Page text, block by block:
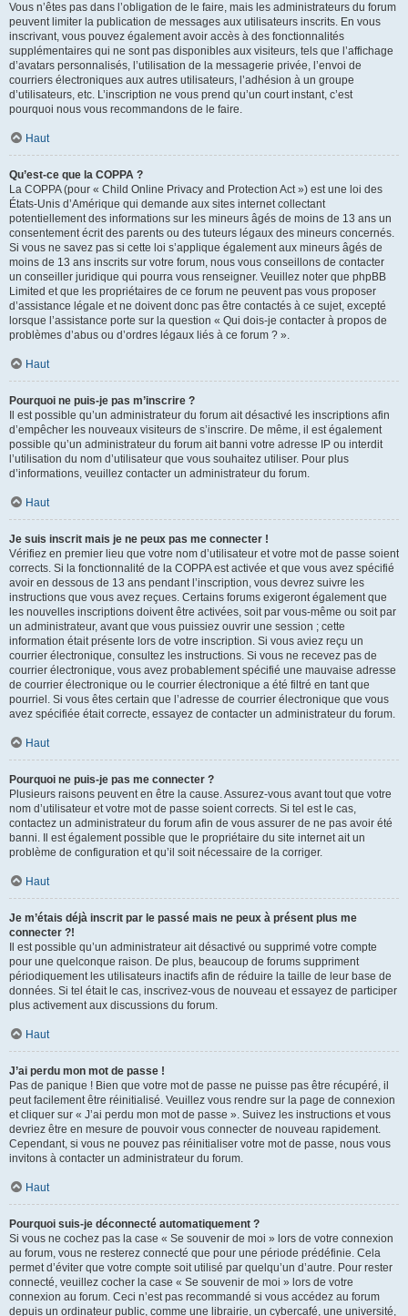
Vous n’êtes pas dans l’obligation de le faire, mais les administrateurs du forum
peuvent limiter la publication de messages aux utilisateurs inscrits. En vous
inscrivant, vous pouvez également avoir accès à des fonctionnalités
supplémentaires qui ne sont pas disponibles aux visiteurs, tels que l’affichage
d’avatars personnalisés, l’utilisation de la messagerie privée, l’envoi de
courriers électroniques aux autres utilisateurs, l’adhésion à un groupe
d’utilisateurs, etc. L’inscription ne vous prend qu’un court instant, c’est
pourquoi nous vous recommandons de le faire.
Haut
Qu’est-ce que la COPPA ?
La COPPA (pour « Child Online Privacy and Protection Act ») est une loi des
États-Unis d’Amérique qui demande aux sites internet collectant
potentiellement des informations sur les mineurs âgés de moins de 13 ans un
consentement écrit des parents ou des tuteurs légaux des mineurs concernés.
Si vous ne savez pas si cette loi s’applique également aux mineurs âgés de
moins de 13 ans inscrits sur votre forum, nous vous conseillons de contacter
un conseiller juridique qui pourra vous renseigner. Veuillez noter que phpBB
Limited et que les propriétaires de ce forum ne peuvent pas vous proposer
d’assistance légale et ne doivent donc pas être contactés à ce sujet, excepté
lorsque l’assistance porte sur la question « Qui dois-je contacter à propos de
problèmes d’abus ou d’ordres légaux liés à ce forum ? ».
Haut
Pourquoi ne puis-je pas m’inscrire ?
Il est possible qu’un administrateur du forum ait désactivé les inscriptions afin
d’empêcher les nouveaux visiteurs de s’inscrire. De même, il est également
possible qu’un administrateur du forum ait banni votre adresse IP ou interdit
l’utilisation du nom d’utilisateur que vous souhaitez utiliser. Pour plus
d’informations, veuillez contacter un administrateur du forum.
Haut
Je suis inscrit mais je ne peux pas me connecter !
Vérifiez en premier lieu que votre nom d’utilisateur et votre mot de passe soient
corrects. Si la fonctionnalité de la COPPA est activée et que vous avez spécifié
avoir en dessous de 13 ans pendant l’inscription, vous devrez suivre les
instructions que vous avez reçues. Certains forums exigeront également que
les nouvelles inscriptions doivent être activées, soit par vous-même ou soit par
un administrateur, avant que vous puissiez ouvrir une session ; cette
information était présente lors de votre inscription. Si vous aviez reçu un
courrier électronique, consultez les instructions. Si vous ne recevez pas de
courrier électronique, vous avez probablement spécifié une mauvaise adresse
de courrier électronique ou le courrier électronique a été filtré en tant que
pourriel. Si vous êtes certain que l’adresse de courrier électronique que vous
avez spécifiée était correcte, essayez de contacter un administrateur du forum.
Haut
Pourquoi ne puis-je pas me connecter ?
Plusieurs raisons peuvent en être la cause. Assurez-vous avant tout que votre
nom d’utilisateur et votre mot de passe soient corrects. Si tel est le cas,
contactez un administrateur du forum afin de vous assurer de ne pas avoir été
banni. Il est également possible que le propriétaire du site internet ait un
problème de configuration et qu’il soit nécessaire de la corriger.
Haut
Je m’étais déjà inscrit par le passé mais ne peux à présent plus me
connecter ?!
Il est possible qu’un administrateur ait désactivé ou supprimé votre compte
pour une quelconque raison. De plus, beaucoup de forums suppriment
périodiquement les utilisateurs inactifs afin de réduire la taille de leur base de
données. Si tel était le cas, inscrivez-vous de nouveau et essayez de participer
plus activement aux discussions du forum.
Haut
J’ai perdu mon mot de passe !
Pas de panique ! Bien que votre mot de passe ne puisse pas être récupéré, il
peut facilement être réinitialisé. Veuillez vous rendre sur la page de connexion
et cliquer sur « J’ai perdu mon mot de passe ». Suivez les instructions et vous
devriez être en mesure de pouvoir vous connecter de nouveau rapidement.
Cependant, si vous ne pouvez pas réinitialiser votre mot de passe, nous vous
invitons à contacter un administrateur du forum.
Haut
Pourquoi suis-je déconnecté automatiquement ?
Si vous ne cochez pas la case « Se souvenir de moi » lors de votre connexion
au forum, vous ne resterez connecté que pour une période prédéfinie. Cela
permet d’éviter que votre compte soit utilisé par quelqu’un d’autre. Pour rester
connecté, veuillez cocher la case « Se souvenir de moi » lors de votre
connexion au forum. Ceci n’est pas recommandé si vous accédez au forum
depuis un ordinateur public, comme une librairie, un cybercafé, une université,